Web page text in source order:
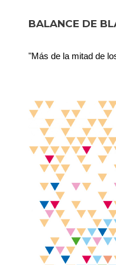
BALANCE DE
"Más de la mitad de